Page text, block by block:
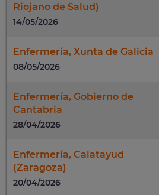
Riojano de Salud)
14/05/2026
Enfermería, Xunta de Galicia
08/05/2026
Enfermería, Gobierno de
Cantabria
28/04/2026
Enfermería, Calatayud
(Zaragoza)
20/04/2026